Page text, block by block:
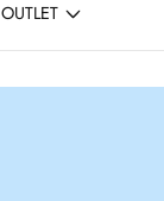
OUTLET